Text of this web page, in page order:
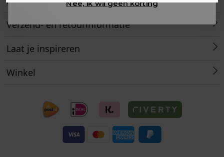
Verzend- en retourinformatie
Laat je inspireren
Winkel
Nee, ik wil geen korting